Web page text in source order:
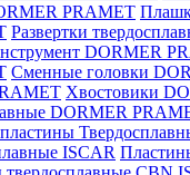
PRAMET
Развертки
DORMER
Сменные головки
Хвостовики
DORMER
ISCAR